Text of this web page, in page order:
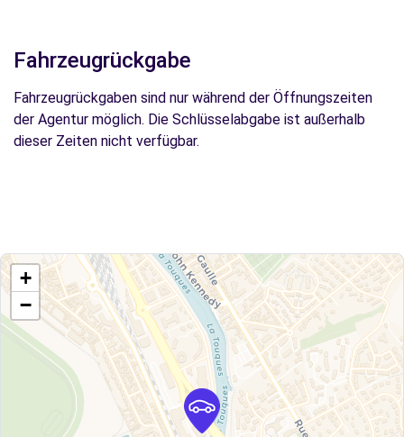
Fahrzeugrückgabe
Fahrzeugrückgaben sind nur während der Öffnungszeiten
der Agentur möglich. Die Schlüsselabgabe ist außerhalb
dieser Zeiten nicht verfügbar.
+
−